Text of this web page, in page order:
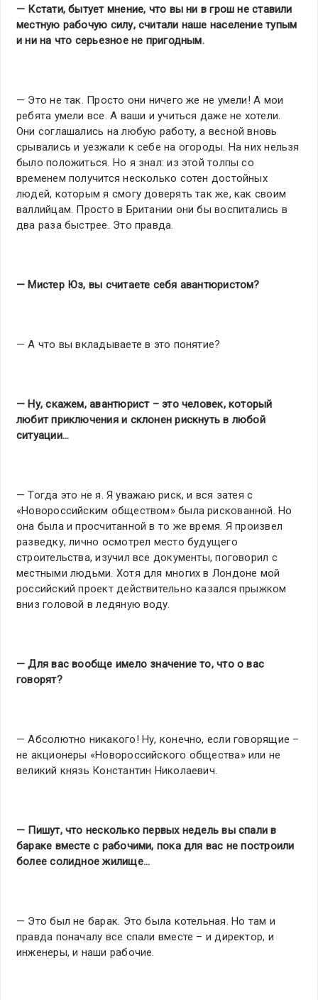
— Кстати, бытует мнение, что вы ни в грош не ставили
местную рабочую силу, считали наше население тупым
и ни на что серьезное не пригодным.
— Это не так. Просто они ничего же не умели! А мои
ребята умели все. А ваши и учиться даже не хотели.
Они соглашались на любую работу, а весной вновь
срывались и уезжали к себе на огороды. На них нельзя
было положиться. Но я знал: из этой толпы со
временем получится несколько сотен достойных
людей, которым я смогу доверять так же, как своим
валлийцам. Просто в Британии они бы воспитались в
два раза быстрее. Это правда.
— Мистер Юз, вы считаете себя авантюристом?
— А что вы вкладываете в это понятие?
— Ну, скажем, авантюрист – это человек, который
любит приключения и склонен рискнуть в любой
ситуации…
— Тогда это не я. Я уважаю риск, и вся затея с
«Новороссийским обществом» была рискованной. Но
она была и просчитанной в то же время. Я произвел
разведку, лично осмотрел место будущего
строительства, изучил все документы, поговорил с
местными людьми. Хотя для многих в Лондоне мой
российский проект действительно казался прыжком
вниз головой в ледяную воду.
— Для вас вообще имело значение то, что о вас
говорят?
— Абсолютно никакого! Ну, конечно, если говорящие –
не акционеры «Новороссийского общества» или не
великий князь Константин Николаевич.
— Пишут, что несколько первых недель вы спали в
бараке вместе с рабочими, пока для вас не построили
более солидное жилище…
— Это был не барак. Это была котельная. Но там и
правда поначалу все спали вместе – и директор, и
инженеры, и наши рабочие.